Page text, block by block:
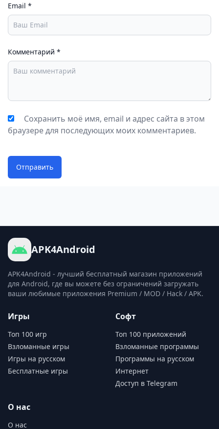
Email *
Комментарий *
Сохранить моё имя, email и адрес сайта в этом
браузере для последующих моих комментариев.
Отправить
APK4Android
APK4Android - лучший бесплатный магазин приложений
для Android, где вы можете без ограничений загружать
ваши любимые приложения Premium / MOD / Hack / APK.
Игры
Топ 100 игр
Взломанные игры
Игры на русском
Бесплатные игры
Софт
Топ 100 приложений
Взломанные программы
Программы на русском
Интернет
Доступ в Telegram
О нас
О нас